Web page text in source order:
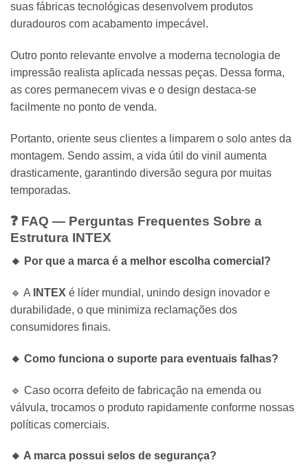
suas fábricas tecnológicas desenvolvem produtos
duradouros com acabamento impecável.
Outro ponto relevante envolve a moderna tecnologia de
impressão realista aplicada nessas peças. Dessa forma,
as cores permanecem vivas e o design destaca-se
facilmente no ponto de venda.
Portanto, oriente seus clientes a limparem o solo antes da
montagem. Sendo assim, a vida útil do vinil aumenta
drasticamente, garantindo diversão segura por muitas
temporadas.
❓ FAQ — Perguntas Frequentes Sobre a
Estrutura INTEX
🔸 Por que a marca é a melhor escolha comercial?
🔹 A INTEX é líder mundial, unindo design inovador e
durabilidade, o que minimiza reclamações dos
consumidores finais.
🔸 Como funciona o suporte para eventuais falhas?
🔹 Caso ocorra defeito de fabricação na emenda ou
válvula, trocamos o produto rapidamente conforme nossas
políticas comerciais.
🔸 A marca possui selos de segurança?